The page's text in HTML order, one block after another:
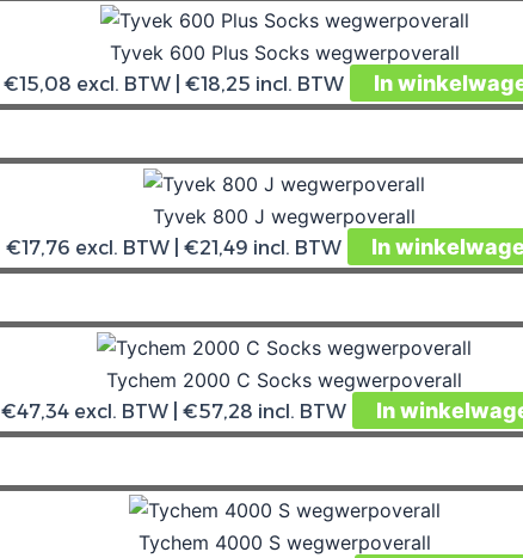
Tyvek 600 Plus Socks wegwerpoverall
€15,08 excl. BTW | €18,25 incl. BTW In
Tyvek 800 J wegwerpoverall
€17,76 excl. BTW | €21,49 incl. BTW In
Tychem 2000 C Socks wegwerpoverall
€47,34 excl. BTW | €57,28 incl. BTW In
Tychem 4000 S wegwerpoverall